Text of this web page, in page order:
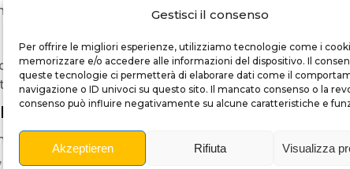
Gestisci il consenso
Per offrire le migliori esperienze, utilizziamo tecnologie come i
memorizzare e/o accedere alle informazioni del dispositivo. Il
queste tecnologie ci permetterà di elaborare dati come il
navigazione o ID univoci su questo sito. Il mancato consenso o la
consenso può influire negativamente su alcune caratteristiche e
Akzeptieren Rifiuta Visualizza
per riposizionare le luci originali e illuminare gli
originali. Basta rimuovere la plastica
Non servono strumenti speciali,
Kong?
la parte superiore del piano in una vera scenografia
artigianale, pittura dettagliata e rifiniture